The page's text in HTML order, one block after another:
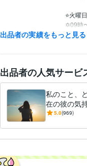
⭐️火曜
✡09時
土曜日
祝日
（シン
土日
くださ
経験職種 ライフ
出品者の実績をもっと見る
出品者の人気サービ
私のこと、
在の彼の気
透視タロ
5.0(969)